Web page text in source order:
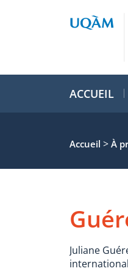
ACCUEIL
Accueil > À
Juliane